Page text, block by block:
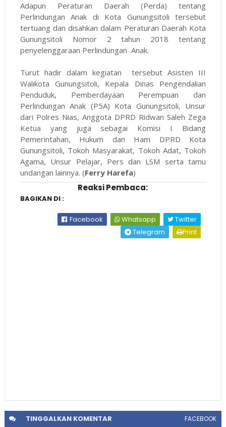
Adapun Peraturan Daerah (Perda) tentang
Perlindungan Anak di Kota Gunungsitoli tersebut
tertuang dan disahkan dalam Peraturan Daerah Kota
Gunungsitoli Nomor 2 tahun 2018 tentang
penyelenggaraan Perlindungan Anak.
Turut hadir dalam kegiatan tersebut Asisten III
Walikota Gunungsitoli, Kepala Dinas Pengendalian
Penduduk, Pemberdayaan Perempuan dan
Perlindungan Anak (P5A) Kota Gunungsitoli, Unsur
dari Polres Nias, Anggota DPRD Ridwan Saleh Zega
Ketua yang juga sebagai Komisi I Bidang
Pemerintahan, Hukum dan Ham DPRD Kota
Gunungsitoli, Tokoh Masyarakat, Tokoh Adat, Tokoh
Agama, Unsur Pelajar, Pers dan LSM serta tamu
undangan lainnya. (Ferry Harefa)
Reaksi Pembaca:
BAGIKAN DI :
Facebook Whatsapp
Twitter
Telegram
Print
TINGGALKANKOMENTAR FACEBOOK